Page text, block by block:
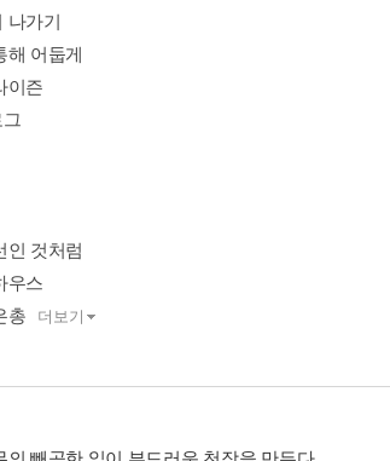
나가기
해 어둡게
이즌
인 것처럼
우스
총
더보기